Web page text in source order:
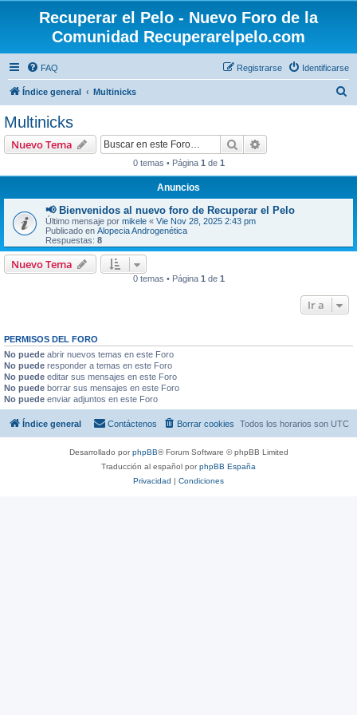
Recuperar el Pelo - Nuevo Foro de la
Comunidad Recuperarelpelo.com
FAQ Identificarse
Registrarse
Índice general Multinicks
Multinicks
Nuevo Tema Buscar
0 temas • Página 1 de 1
Anuncios
📢 Bienvenidos al nuevo foro de Recuperar el Pelo
Último mensaje por mikele « Vie Nov 28, 2025 2:43 pm
Publicado en Alopecia Androgenética
Respuestas: 8
Nuevo Tema
0 temas • Página 1 de 1
Ir a
PERMISOS DEL FORO
No puede abrir nuevos temas en este Foro
No puede responder a temas en este Foro
No puede editar sus mensajes en este Foro
No puede borrar sus mensajes en este Foro
No puede enviar adjuntos en este Foro
Índice general Todos los horarios son UTC
Borrar cookies
Contáctenos
Desarrollado porphpBB® Forum Software © phpBB Limited
Traducción al español porphpBB España
Privacidad | Condiciones